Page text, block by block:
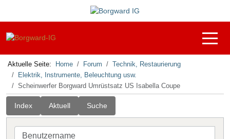
Off-
Aktuelle Seite: Home Forum
Technik, Restaurierung
Elektrik, Instrumente, Beleuchtung usw.
Scheinwerfer Borgward Umrüstsatz US Isabella Coupe
Index Aktuell Suche
Benutzername